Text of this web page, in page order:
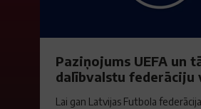
Paziņojums UEFA un
dalībvalstu federāciju
Lai gan Latvijas Futbola